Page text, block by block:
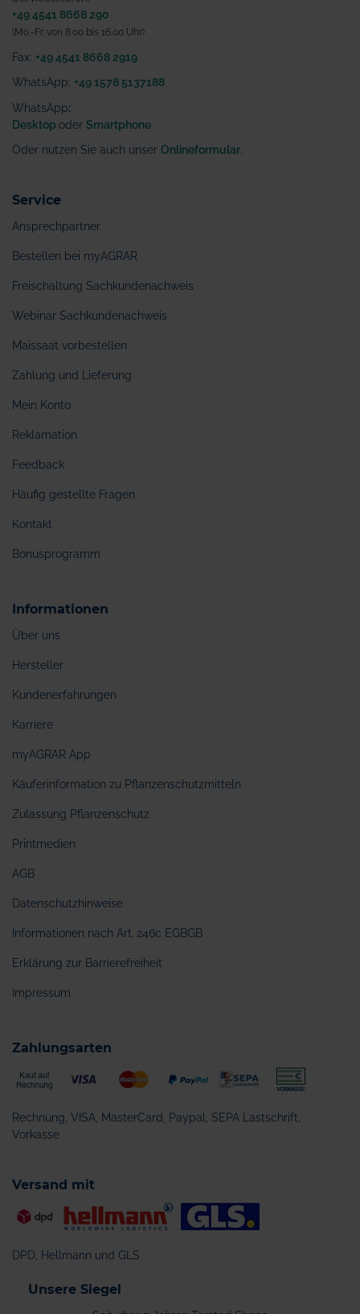
+49 4541 8668 290
(Mo.-Fr. von 8.00 bis 16.00 Uhr)
Fax: +49 4541 8668 2919
WhatsApp: +49 1578 5137188
WhatsApp:
Desktop oder Smartphone
Oder nutzen Sie auch unser Onlineformular
Service
Ansprechpartner
Bestellen bei myAGRAR
Freischaltung Sachkundenachweis
Webinar Sachkundenachweis
Maissaat vorbestellen
Zahlung und Lieferung
Mein Konto
Reklamation
Feedback
Häufig gestellte Fragen
Kontakt
Bonusprogramm
Informationen
Über uns
Hersteller
Kundenerfahrungen
Karriere
myAGRAR App
Käuferinformation zu Pflanzenschutzmitteln
Zulassung Pflanzenschutz
Printmedien
AGB
Datenschutzhinweise
Informationen nach Art. 246c EGBGB
Erklärung zur Barrierefreiheit
Impressum
Zahlungsarten
Rechnung, VISA, MasterCard, Paypal, SEPA Lastschrift,
Vorkasse
Versand mit
DPD, Hellmann und GLS
Unsere Siegel